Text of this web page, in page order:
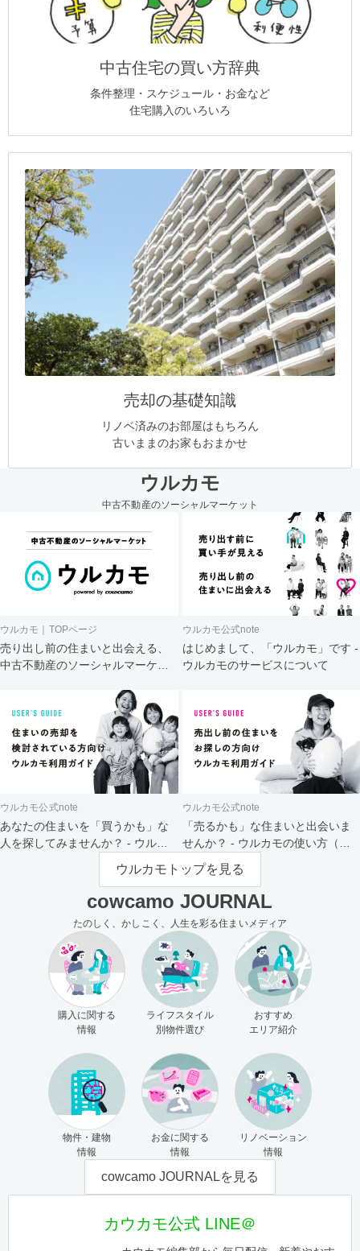
中古住宅の買い方辞典
条件整理・スケジュール・お金など
住宅購入のいろいろ
売却の基礎知識
リノベ済みのお部屋はもちろん
古いままのお家もおまかせ
ウルカモ
中古不動産のソーシャルマーケット
ウルカモ｜TOPページ
売り出し前の住まいと出会える、
中古不動産のソーシャルマーケッ
ウルカモ公式note
はじめまして、「ウルカモ」です -
ウルカモのサービスについて
ウルカモ公式note
あなたの住まいを「買うかも」な
人を探してみませんか？ - ウルカ
ウルカモ公式note
「売るかも」な住まいと出会いま
せんか？ - ウルカモの使い方（買
主さま向け）
ウルカモトップを見る
cowcamo JOURNAL
たのしく、かしこく、人生を彩る住まいメディア
購入に関する
情報
ライフスタイル
別物件選び
おすすめ
エリア紹介
物件・建物
情報
お金に関する
情報
リノベーション
情報
cowcamo JOURNALを見る
カウカモ公式 LINE＠